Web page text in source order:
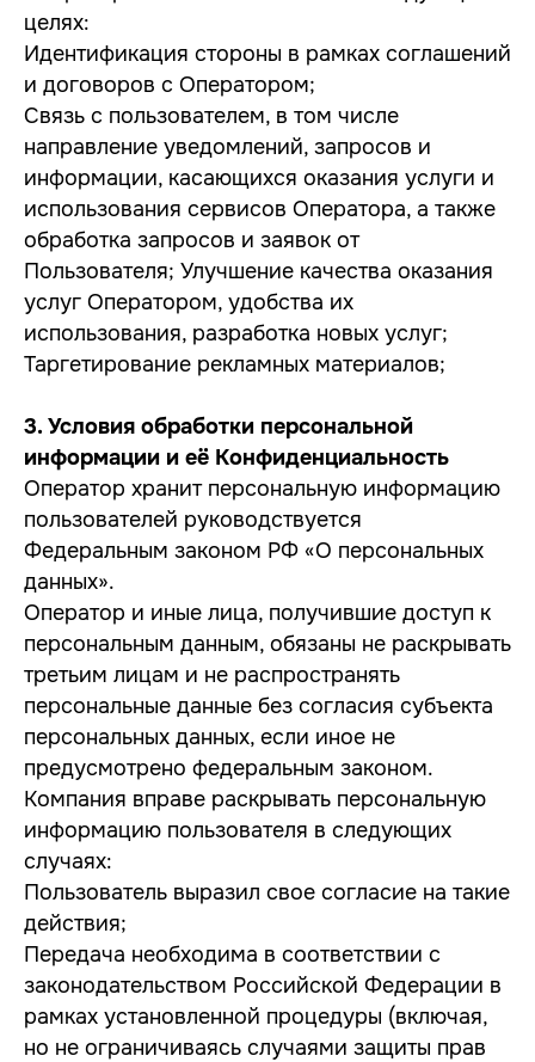
целях:
Идентификация стороны в рамках соглашений
и договоров с Оператором;
Связь с пользователем, в том числе
направление уведомлений, запросов и
информации, касающихся оказания услуги и
использования сервисов Оператора, а также
обработка запросов и заявок от
Пользователя; Улучшение качества оказания
услуг Оператором, удобства их
использования, разработка новых услуг;
Таргетирование рекламных материалов;
3. Условия обработки персональной
информации и её Конфиденциальность
Оператор хранит персональную информацию
пользователей руководствуется
Федеральным законом РФ «О персональных
данных».
Оператор и иные лица, получившие доступ к
персональным данным, обязаны не раскрывать
третьим лицам и не распространять
персональные данные без согласия субъекта
персональных данных, если иное не
предусмотрено федеральным законом.
Компания вправе раскрывать персональную
информацию пользователя в следующих
случаях:
Пользователь выразил свое согласие на такие
действия;
Передача необходима в соответствии с
законодательством Российской Федерации в
рамках установленной процедуры (включая,
но не ограничиваясь случаями защиты прав